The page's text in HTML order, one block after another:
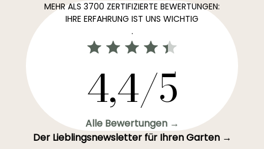
MEHR ALS 3700 ZERTIFIZIERTE BEWERTUNGEN:
IHRE ERFAHRUNG IST UNS WICHTIG
.
4,4/5
Alle Bewertungen →
Der Lieblingsnewsletter für Ihren Garten →